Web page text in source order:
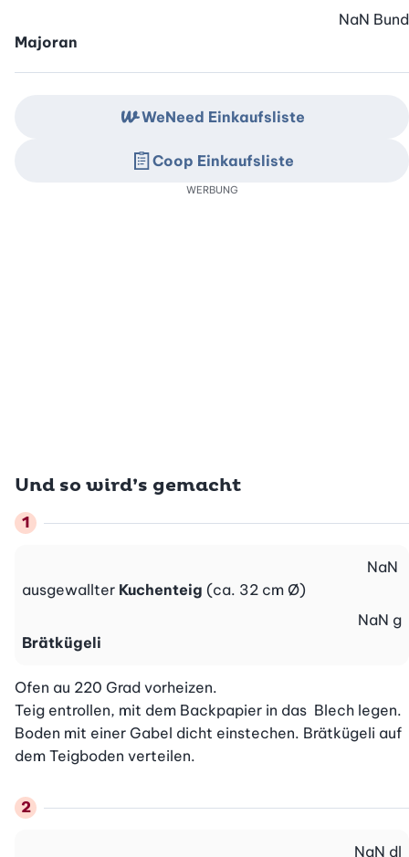
Majoran
NaN Bund
Und so wird’s gemacht
ausgewallter Kuchenteig (ca. 32 cm Ø)
NaN
Brätkügeli
NaN g
Ofen au 220 Grad vorheizen.
Teig entrollen, mit dem Backpapier in das  Blech legen.
Boden mit einer Gabel dicht einstechen. Brätkügeli auf
dem Teigboden verteilen.
NaN dl
WeNeed Einkaufsliste
Coop Einkaufsliste
WERBUNG